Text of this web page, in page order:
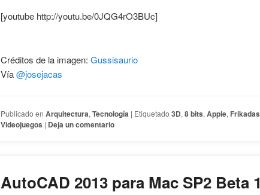
[youtube http://youtu.be/0JQG4rO3BUc]
Créditos de la imagen:Gussisaurio
Vía@josejacas
Publicado en Arquitectura,Tecnología | Etiquetado 3D,8 bits,Apple, Frikadas
Videojuegos | Deja un comentario
AutoCAD 2013 para Mac SP2 Beta 1